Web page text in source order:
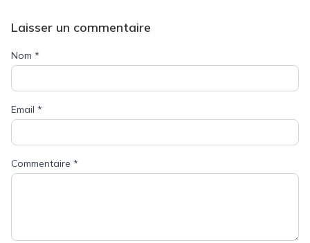
Laisser un commentaire
Nom *
Email *
Commentaire *